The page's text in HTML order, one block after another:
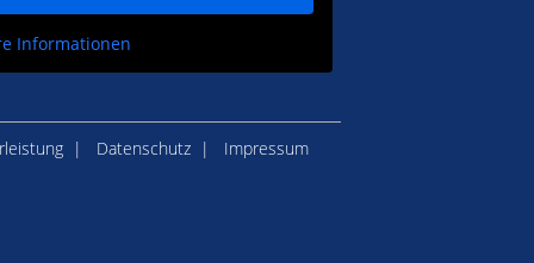
Informationen
Datenschutz Impressum